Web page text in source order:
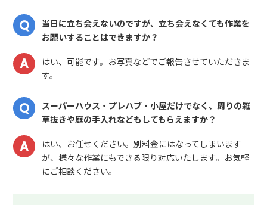
当日に立ち会えないのですが、立ち会えなくても作業を
お願いすることはできますか？
はい、可能です。お写真などでご報告させていただきま
す。
スーパーハウス・プレハブ・小屋だけでなく、周りの雑
草抜きや庭の手入れなどもしてもらえますか？
はい、お任せください。別料金にはなってしまいます
が、様々な作業にもできる限り対応いたします。お気軽
にご相談ください。